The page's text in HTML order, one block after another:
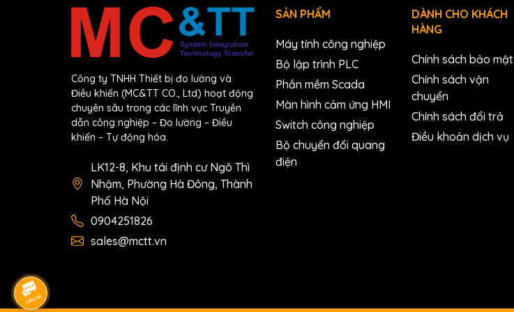
Environment
Operating Temperature
0 °C ~ + 70 °C
-20 °C ~ + 85 °C
Humidity
10 ~ 90% RH, non-condensing
Download
Datasheet
Ordering Information
Công ty TNHH Thiết bị đo lường và
Điều khiển (MC&TT CO., Ltd) hoạt động
chuyên sâu trong các lĩnh vực Truyền
dẫn công nghiệp – Đo lường – Điều
khiển – Tự động hóa.
LK12-8, Khu tái định cư Ngô Thì
Nhậm, Phường Hà Đông, Thành
Phố Hà Nội
0904251826
sales@mctt.vn
SẢN PHẨM
Máy tính công nghiệp
Bộ lập trình PLC
Phần mềm Scada
Màn hình cảm ứng HMI
Switch công nghiệp
Bộ chuyển đổi quang
điện
DÀNH CHO KHÁCH
HÀNG
Chính sách bảo mật
Chính sách vận
chuyển
Chính sách đổi trả
Điều khoản dịch vụ